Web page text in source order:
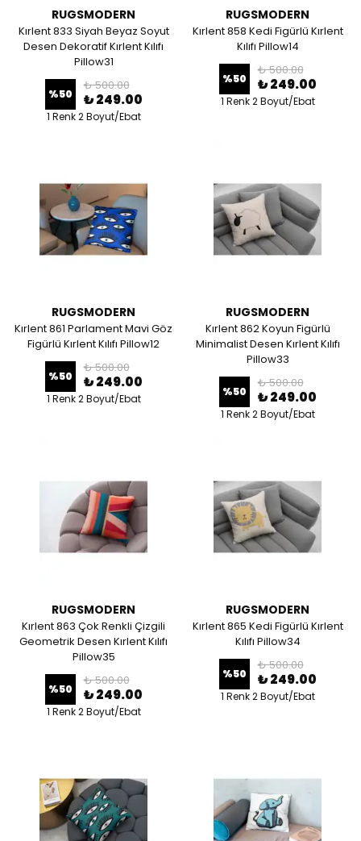
RUGSMODERN
Kırlent 833 Siyah Beyaz Soyut
Desen Dekoratif Kırlent Kılıfı
Pillow31
%50
₺ 500.00
₺ 249.00
1 Renk 2 Boyut/Ebat
RUGSMODERN
Kırlent 858 Kedi Figürlü Kırlent
Kılıfı Pillow14
%50
₺ 500.00
₺ 249.00
1 Renk 2 Boyut/Ebat
RUGSMODERN
Kırlent 861 Parlament Mavi Göz
Figürlü Kırlent Kılıfı Pillow12
%50
₺ 500.00
₺ 249.00
1 Renk 2 Boyut/Ebat
RUGSMODERN
Kırlent 862 Koyun Figürlü
Minimalist Desen Kırlent Kılıfı
Pillow33
%50
₺ 500.00
₺ 249.00
1 Renk 2 Boyut/Ebat
RUGSMODERN
Kırlent 863 Çok Renkli Çizgili
Geometrik Desen Kırlent Kılıfı
Pillow35
%50
₺ 500.00
₺ 249.00
1 Renk 2 Boyut/Ebat
RUGSMODERN
Kırlent 865 Kedi Figürlü Kırlent
Kılıfı Pillow34
%50
₺ 500.00
₺ 249.00
1 Renk 2 Boyut/Ebat